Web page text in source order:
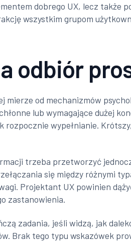
dobrego UX, lecz także
wszystkim grupom
odbiór
mierze od mechanizmów
lub wymagające dużej
wypełnianie.
trzeba przetworzyć
się między różnymi
Projektant UX powinien
zastanowienia.
zadania, jeśli widzą, jak
Brak tego typu wskazówek